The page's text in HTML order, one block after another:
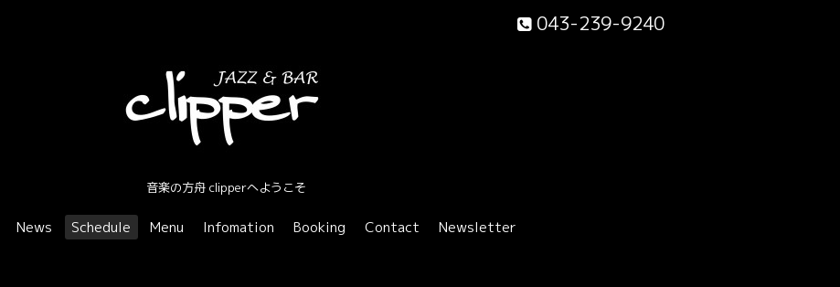
043-239-9240
音楽の方舟 clipperへようこそ
News Schedule Menu Infomation Booking Contact Newsletter